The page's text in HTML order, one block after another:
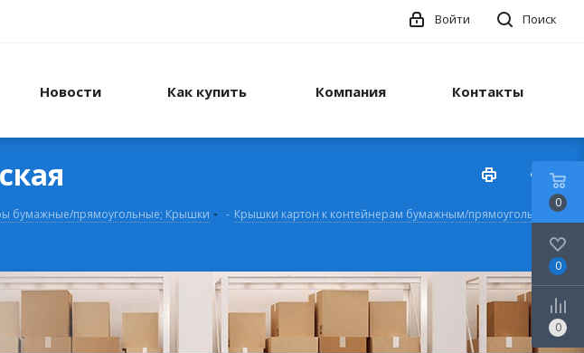
Поиск
Войти
Новости Как купить Компания Контакты
бумажные/прямоугольные; Крышки - Крышки картон к контейнерам бумажным/прямоугольным
0
0
0